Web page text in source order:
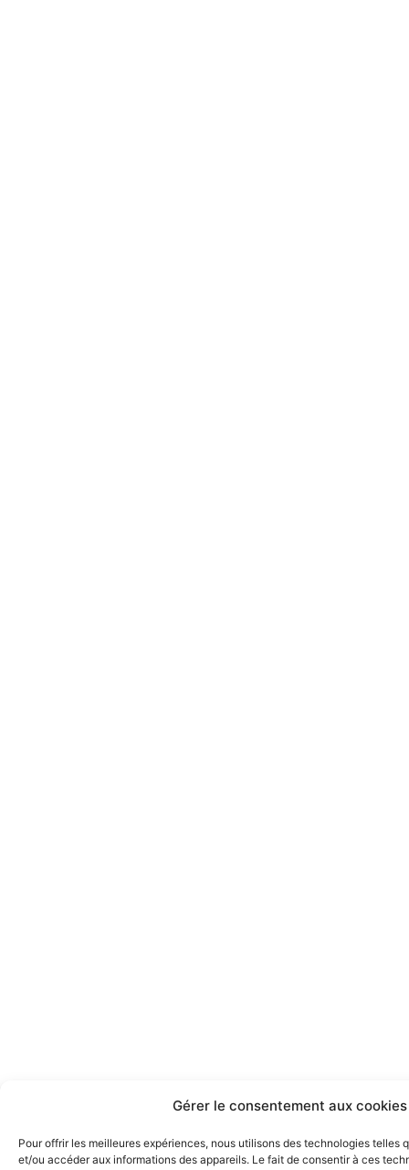
Gérer le consentement aux cookies
Pour offrir les meilleures expériences, nous utilisons des technologies telles
et/ou accéder aux informations des appareils. Le fait de consentir à ces